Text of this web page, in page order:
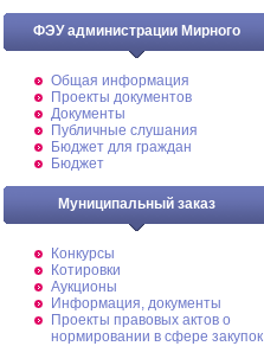
ФЭУ администрации Мирного
Общая информация
Проекты документов
Документы
Публичные слушания
Бюджет для граждан
Бюджет
Муниципальный заказ
Конкурсы
Котировки
Аукционы
Информация, документы
Проекты правовых актов о
нормировании в сфере закупок